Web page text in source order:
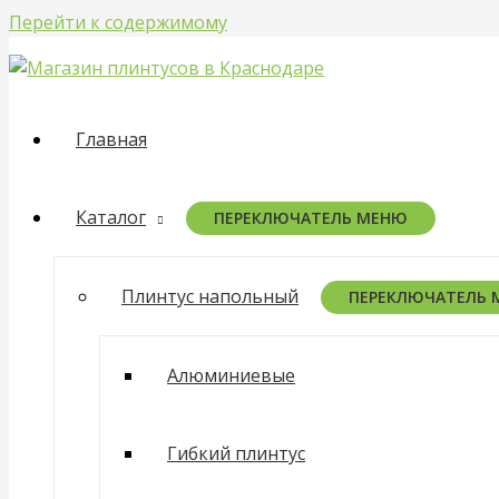
Перейти к содержимому
Главная
Каталог ПЕРЕКЛЮЧАТЕЛЬ МЕНЮ
Плинтус напольный ПЕРЕКЛЮЧАТЕЛЬ
Алюминиевые
Гибкий плинтус